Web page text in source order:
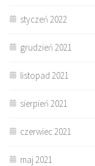
styczeń 2022
grudzień 2021
listopad 2021
sierpień 2021
czerwiec 2021
maj 2021